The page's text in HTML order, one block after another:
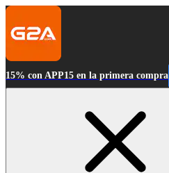
15% con APP15 en la primera compra